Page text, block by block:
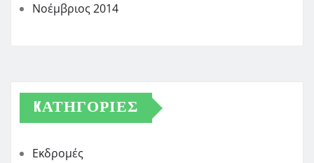
Νοέμβριος 2014
KΑΤΗΓΟΡΊΕΣ
Εκδρομές